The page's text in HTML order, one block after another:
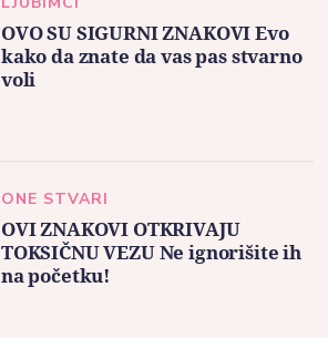
OVO SU SIGURNI ZNAKOVI Evo
kako da znate da vas pas stvarno
voli
ONE STVARI
OVI ZNAKOVI OTKRIVAJU
TOKSIČNU VEZU Ne ignorišite ih
na početku!